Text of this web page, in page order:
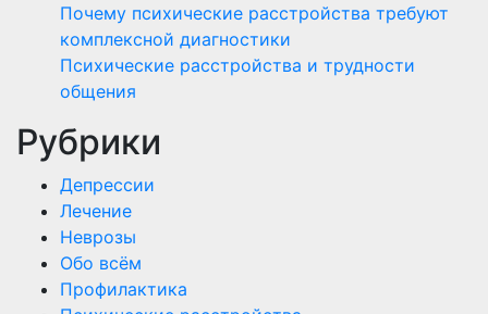
Почему психические расстройства требуют
комплексной диагностики
Психические расстройства и трудности
общения
Рубрики
Депрессии
Лечение
Неврозы
Обо всём
Профилактика